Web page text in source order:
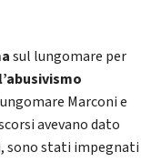
sul lungomare per
Marconi e
avevano dato
sono stati impegnati